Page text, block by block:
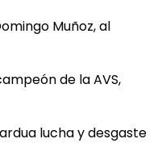
Muñoz, al
de la AVS,
lucha y desgaste